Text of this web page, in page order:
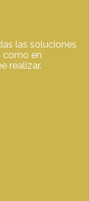
las soluciones
como en
realizar.